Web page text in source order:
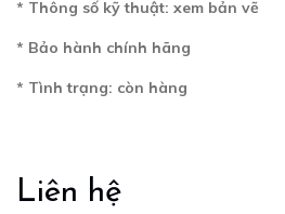
* Thông số kỹ thuật: xem bản vẽ
* Bảo hành chính hãng
* Tình trạng: còn hàng
Liên hệ